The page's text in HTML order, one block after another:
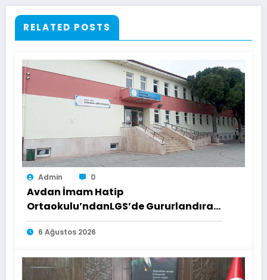
RELATED POSTS
Admin 0
Avdan İmam Hatip
Ortaokulu’ndanLGS’de Gururlandıran
Başarı
6 Ağustos 2026